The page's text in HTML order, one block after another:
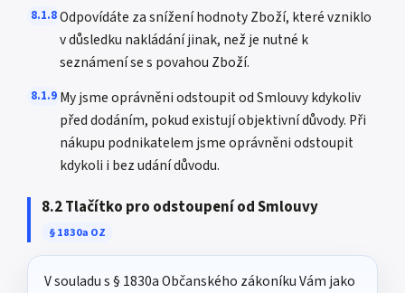
8.1.8Odpovídáte za snížení hodnoty Zboží, které vzniklo
v důsledku nakládání jinak, než je nutné k
seznámení se s povahou Zboží.
8.1.9 My jsme oprávněni odstoupit od Smlouvy kdykoliv
před dodáním, pokud existují objektivní důvody. Při
nákupu podnikatelem jsme oprávněni odstoupit
kdykoli i bez udání důvodu.
8.2 Tlačítko pro odstoupení od Smlouvy
§ 1830a OZ
V souladu s § 1830a Občanského zákoníku Vám jako